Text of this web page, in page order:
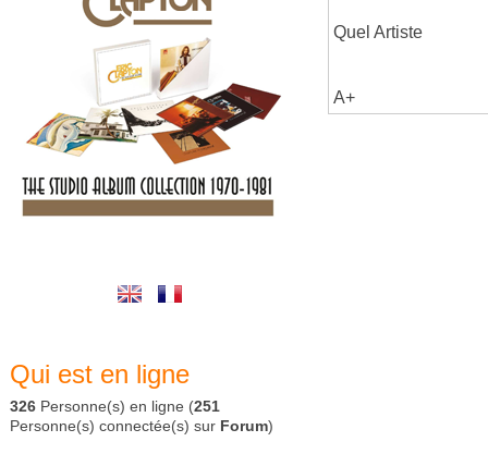
Qui est en ligne
326 Personne(s) en ligne (251
Personne(s) connectée(s) sur Forum)
Quel Artiste
A+